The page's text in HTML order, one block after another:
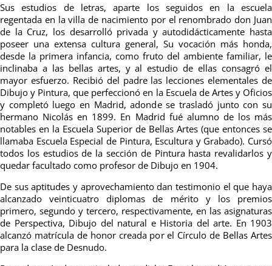
Sus estudios de letras, aparte los seguidos en la escuela
regentada en la villa de nacimiento por el renombrado don Juan
de la Cruz, los desarrolló privada y autodidácticamente hasta
poseer una extensa cultura general, Su vocación más honda,
desde la primera infancia, como fruto del ambiente familiar, le
inclinaba a las bellas artes, y al estudio de ellas consagró el
mayor esfuerzo. Recibió del padre las lecciones elementales de
Dibujo y Pintura, que perfeccionó en la Escuela de Artes y Oficios
y completó luego en Madrid, adonde se trasladó junto con su
hermano Nicolás en 1899. En Madrid fué alumno de los más
notables en la Escuela Superior de Bellas Artes (que entonces se
llamaba Escuela Especial de Pintura, Escultura y Grabado). Cursó
todos los estudios de la sección de Pintura hasta revalidarlos y
quedar facultado como profesor de Dibujo en 1904.
De sus aptitudes y aprovechamiento dan testimonio el que haya
alcanzado veinticuatro diplomas de mérito y los premios
primero, segundo y tercero, respectivamente, en las asignaturas
de Perspectiva, Dibujo del natural e Historia del arte. En 1903
alcanzó matrícula de honor creada por el Círculo de Bellas Artes
para la clase de Desnudo.